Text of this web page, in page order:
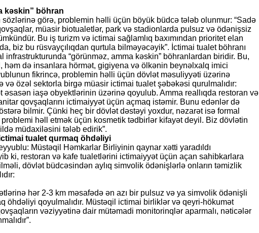
kəskin” böhran
sözlərinə görə, problemin həlli üçün böyük büdcə tələb olunmur: “Sadə
müasir biotualetlər, park və stadionlarda pulsuz və ödənişsiz
Bu iş turizm və ictimai sağlamlıq baxımından prioritet elan
biz bu rüsvayçılıqdan qurtula bilməyəcəyik”. İctimai tualet böhranı
infrastrukturunda “görünməz, amma kəskin” böhranlardan biridir. Bu,
həm də insanlara hörmət, gigiyena və ölkənin beynəlxalq imici
fikrincə, problemin həlli üçün dövlət məsuliyyəti üzərinə
və özəl sektorla birgə müasir ictimai tualet şəbəkəsi qurulmalıdır:
əsasən iaşə obyektlərinin üzərinə qoyulub. Amma reallıqda restoran və
qovşaqlarını ictimaiyyət üçün açmaq istəmir. Bunu edənlər də
bilmir. Çünki heç bir dövlət dəstəyi yoxdur, nəzarət isə formal
problemi həll etmək üçün kosmetik tədbirlər kifayət deyil. Biz dövlətin
müdaxiləsini tələb edirik”.
tualet qurmaq öhdəliyi
ki, restoran və kafe tualetlərini ictimaiyyət üçün açan sahibkarlara
dövlət büdcəsindən aylıq simvolik ödənişlərlə onların təmizlik
hər 2-3 km məsafədə ən azı bir pulsuz və ya simvolik ödənişli
öhdəliyi qoyulmalıdır. Müstəqil ictimai birliklər və qeyri-hökumət
vəziyyətinə dair mütəmadi monitorinqlər aparmalı, nəticələr